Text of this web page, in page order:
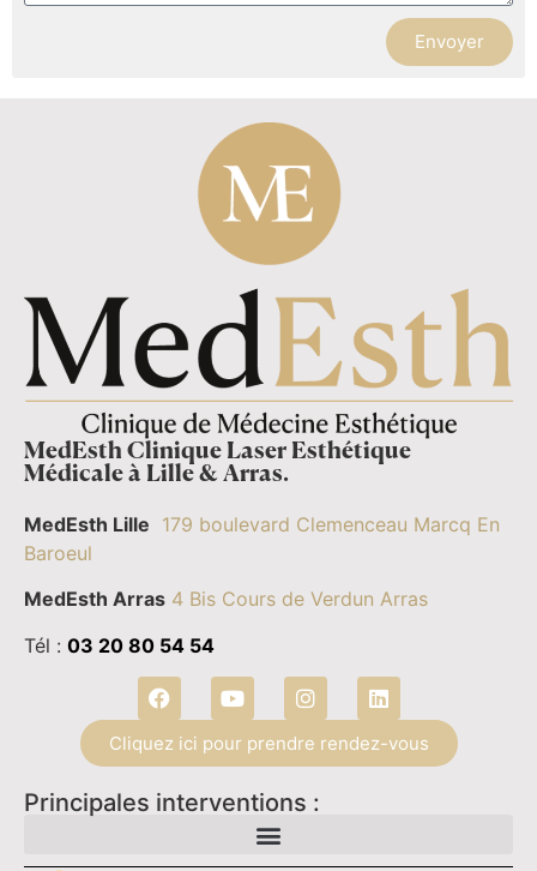
Envoyer
MedEsth Clinique Laser Esthétique
Médicale à Lille & Arras.
MedEsth Lille 179 boulevard Clemenceau Marcq En
Baroeul
MedEsth Arras 4 Bis Cours de Verdun Arras
Tél : 03 20 80 54 54
Cliquez ici pour prendre rendez-vous
Principales interventions :